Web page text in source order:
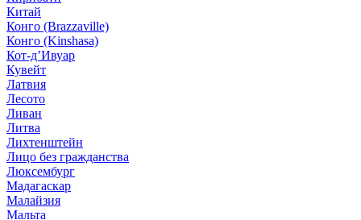
Китай
Конго (Brazzaville)
Конго (Kinshasa)
Кот-д’Ивуар
Кувейт
Латвия
Лесото
Ливан
Литва
Лихтенштейн
Лицо без гражданства
Люксембург
Мадагаскар
Малайзия
Мальта